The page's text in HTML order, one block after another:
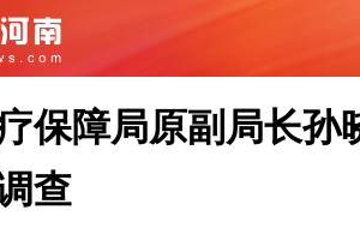
保障局原副局长孙
查